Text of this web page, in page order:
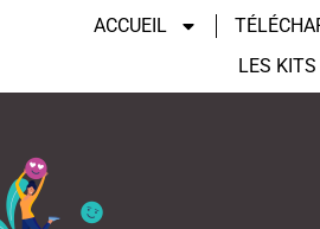
ACCUEIL
LES KITS